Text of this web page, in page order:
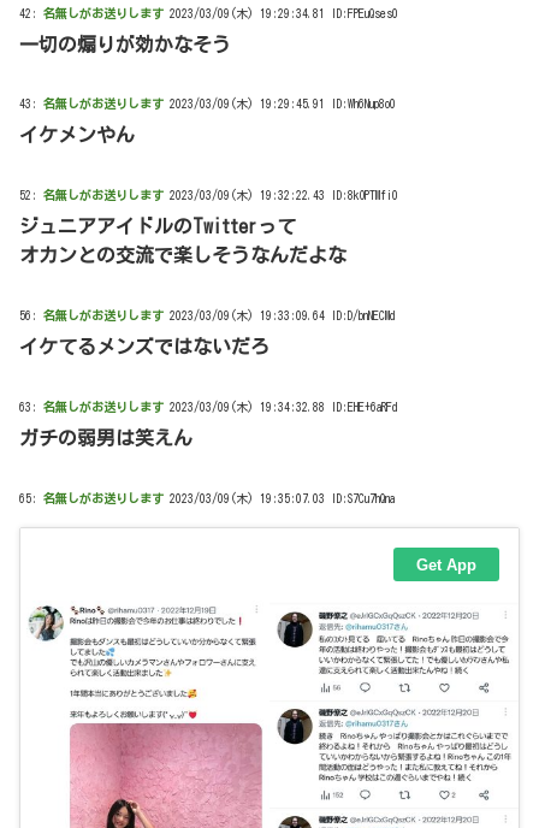
42: 名無しがお送りします 2023/03/09(木) 19:29:34.81 ID:FPEuQses0
一切の煽りが効かなそう
43: 名無しがお送りします 2023/03/09(木) 19:29:45.91 ID:Wh6Nup8o0
イケメンやん
52: 名無しがお送りします 2023/03/09(木) 19:32:22.43 ID:8kOPTMfi0
ジュニアアイドルのTwitterって
オカンとの交流で楽しそうなんだよな
56: 名無しがお送りします 2023/03/09(木) 19:33:09.64 ID:D/bnNECMd
イケてるメンズではないだろ
63: 名無しがお送りします 2023/03/09(木) 19:34:32.88 ID:EHE+6aRFd
ガチの弱男は笑えん
65: 名無しがお送りします 2023/03/09(木) 19:35:07.03 ID:S7Cu7hQna